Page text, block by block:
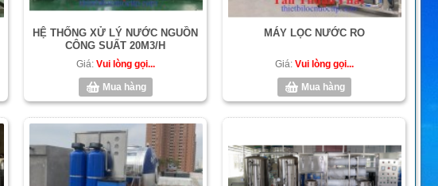
HỆ THỐNG XỬ LÝ NƯỚC NGUỒN
CÔNG SUẤT 20M3/H
Giá: Vui lòng gọi...
Mua hàng
MÁY LỌC NƯỚC RO
Giá: Vui lòng gọi...
Mua hàng